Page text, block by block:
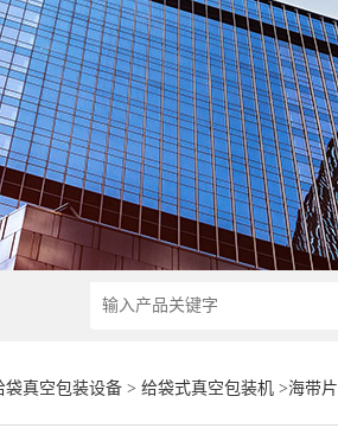
袋真空包装设备> 给袋式真空包装机>海带